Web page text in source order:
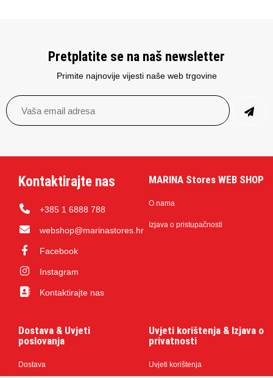
Pretplatite se na naš newsletter
Primite najnovije vijesti naše web trgovine
Kontaktirajte nas
+385 1 6888 788
webshop@marinastores.hr
Facebook
Instagram
Kontaktirajte nas
MARINA Stores WEB SHOP
O nama
Izjava o pristupačnosti
Dostava & Uvjeti
poslovanja
Dostava
Uvjeti korištenja & Izjava o
privatnosti
Uvjeti korištenja